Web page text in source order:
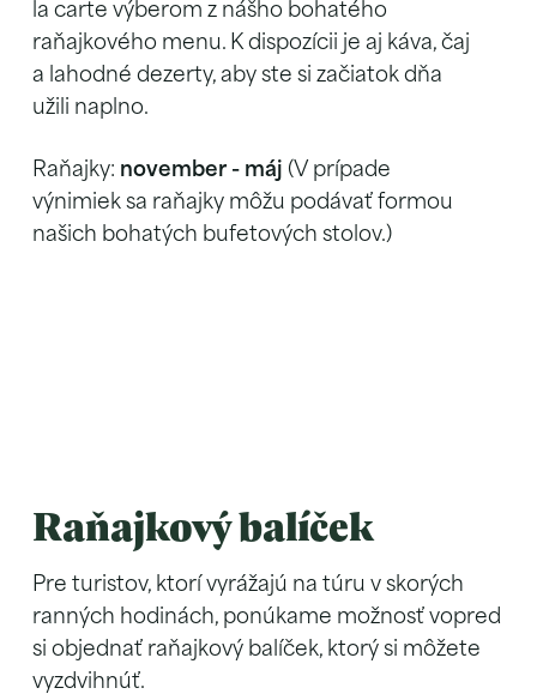
la carte výberom z nášho bohatého
raňajkového menu. K dispozícii je aj káva, čaj
a lahodné dezerty, aby ste si začiatok dňa
užili naplno.
Raňajky: november - máj (V prípade
výnimiek sa raňajky môžu podávať formou
našich bohatých bufetových stolov.)
Raňajkový balíček
Pre turistov, ktorí vyrážajú na túru v skorých
ranných hodinách, ponúkame možnosť vopred
si objednať raňajkový balíček, ktorý si môžete
vyzdvihnúť.